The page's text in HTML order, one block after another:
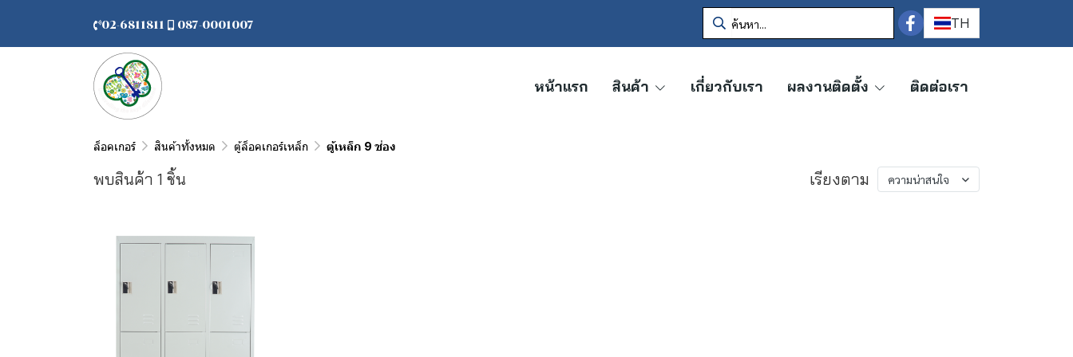
02-6811811 087-0001007 TH
หน้าแรก สินค้า เกี่ยวกับเรา ผลงานติดตั้ง ติดต่อเรา
ล็อคเกอร์ สินค้าทั้งหมด ตู้ล็อคเกอร์เหล็ก ตู้เหล็ก 9 ช่อง
พบสินค้า 1 ชิ้น เรียงตาม ความน่าสนใจ